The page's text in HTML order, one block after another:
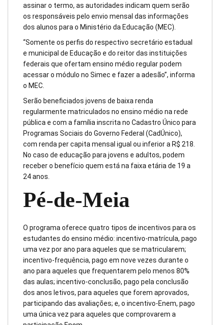
assinar o termo, as autoridades indicam quem serão
os responsáveis pelo envio mensal das informações
dos alunos para o Ministério da Educação (MEC).
“Somente os perfis do respectivo secretário estadual
e municipal de Educação e do reitor das instituições
federais que ofertam ensino médio regular podem
acessar o módulo no Simec e fazer a adesão”, informa
o MEC.
Serão beneficiados jovens de baixa renda
regularmente matriculados no ensino médio na rede
pública e com a família inscrita no Cadastro Único para
Programas Sociais do Governo Federal (CadÚnico),
com renda per capita mensal igual ou inferior a R$ 218.
No caso de educação para jovens e adultos, podem
receber o benefício quem está na faixa etária de 19 a
24 anos.
Pé-de-Meia
O programa oferece quatro tipos de incentivos para os
estudantes do ensino médio: incentivo-matrícula, pago
uma vez por ano para aqueles que se matricularem;
incentivo-frequência, pago em nove vezes durante o
ano para aqueles que frequentarem pelo menos 80%
das aulas; incentivo-conclusão, pago pela conclusão
dos anos letivos, para aqueles que forem aprovados,
participando das avaliações; e, o incentivo-Enem, pago
uma única vez para aqueles que comprovarem a